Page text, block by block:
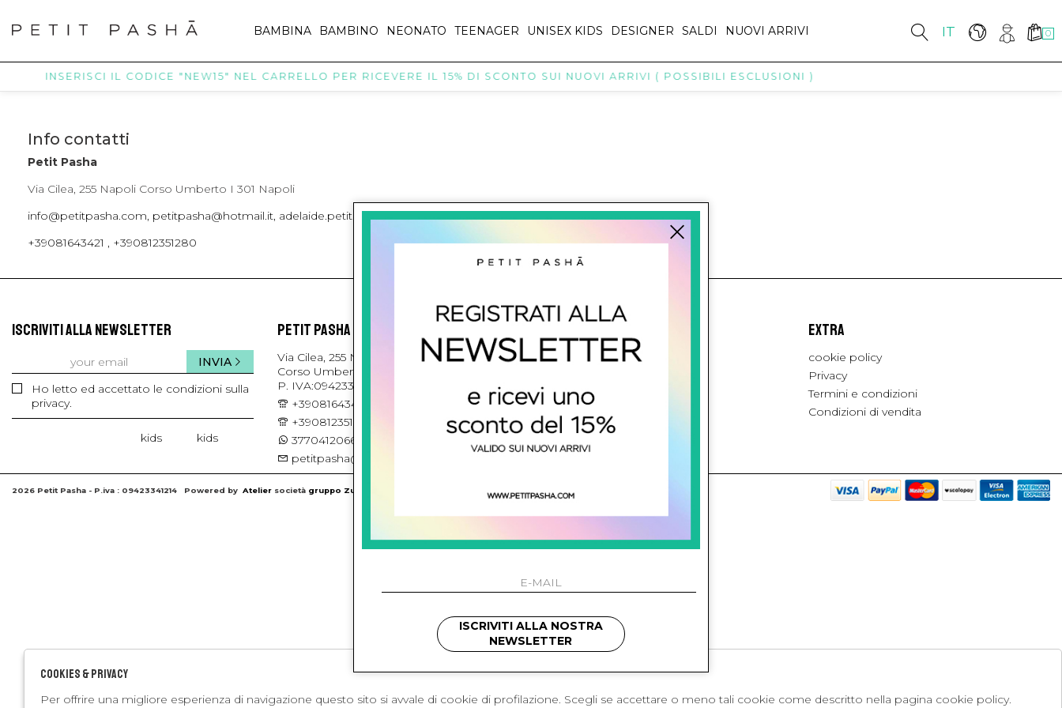
IT 0
BAMBINA BAMBINO NEONATO TEENAGER UNISEX KIDS DESIGNER SALDI NUOVI ARRIVI
INSERISCI IL CODICE "NEW15" NEL CARRELLO PER RICEVERE IL 15% DI SCONTO SUI NUOVI ARRIVI ( POSSIBILI ESCLUSIONI )
Info contatti
Petit Pasha
Via Cilea, 255 Napoli Corso Umberto I 301 Napoli
info@petitpasha.com, petitpasha@hotmail.it, adelaide.petitpasha@hotmail.com
+39081643421 , +390812351280
ISCRIVITI ALLA NEWSLETTER
Ho letto ed accettato le condizioni sulla
privacy.
INVIA
kids kids
PETIT PASHA
Via Cilea, 255 Napoli
Corso Umberto I 301 Napoli - Italia
P. IVA:09423341214
+39081643421
+390812351280
3770412066 , 3397314295
petitpasha@hotmail.it
L'azienda
Contatti
Pagamenti
Spedizione
EXTRA
cookie policy
Privacy
Termini e condizioni
Condizioni di vendita
2026 Petit Pasha - P.iva : 09423341214 Powered by Atelier società gruppo Zucchetti
ISCRIVITI ALLA NOSTRA
NEWSLETTER
Cookies & Privacy
Per offrire una migliore esperienza di navigazione questo sito si avvale di cookie di profilazione. Scegli se accettare o meno tali cookie come descritto nella pagina cookie policy.